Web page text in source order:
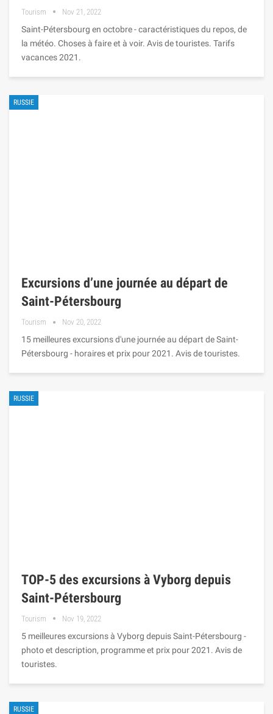
Tourism Nov 21, 2022
Saint-Pétersbourg en octobre - caractéristiques du repos, de
la météo. Choses à faire et à voir. Avis de touristes. Tarifs
vacances 2021.
RUSSIE
Excursions d’une journée au départ de
Saint-Pétersbourg
Tourism Nov 20, 2022
15 meilleures excursions d'une journée au départ de Saint-
Pétersbourg - horaires et prix pour 2021. Avis de touristes.
RUSSIE
TOP-5 des excursions à Vyborg depuis
Saint-Pétersbourg
Tourism Nov 19, 2022
5 meilleures excursions à Vyborg depuis Saint-Pétersbourg -
photo et description, programme et prix pour 2021. Avis de
touristes.
RUSSIE